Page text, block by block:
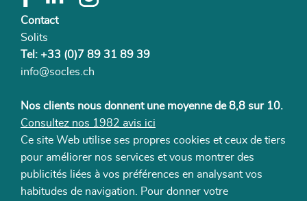
Contact
Solits
Tel: +33 (0)7 89 31 89 39
info@socles.ch
Nos clients nous donnent une moyenne de 8,8 sur 10.
Consultez nos 1982 avis ici
Ce site Web utilise ses propres cookies et ceux de tiers
pour améliorer nos services et vous montrer des
publicités liées à vos préférences en analysant vos
habitudes de navigation. Pour donner votre